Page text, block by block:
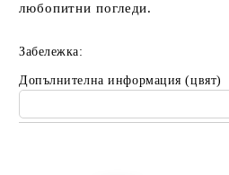
любопитни погледи.
Забележка:
Допълнителна информация (цвят)